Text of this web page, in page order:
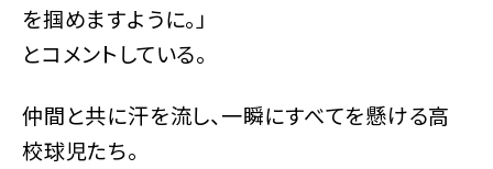
を掴めますように。」
とコメントしている。
仲間と共に汗を流し、一瞬にすべてを懸ける高
校球児たち。